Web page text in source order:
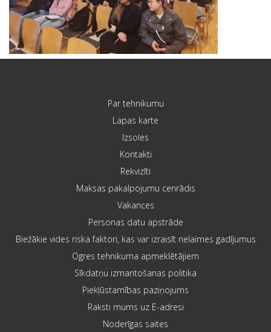
Par tehnikumu
Lapas karte
Izsoles
Kontakti
Rekvizīti
Maksas pakalpojumu cenrādis
Vakances
Personas datu apstrāde
Biežākie vides riska faktori, kas var izraisīt nelaimes gadījumus
Ogres tehnikuma apmeklētājiem
Sīkdatņu izmantošanas politika
Piekļūstamības paziņojums
Raksti mums uz E-adresi
Noderīgas saites